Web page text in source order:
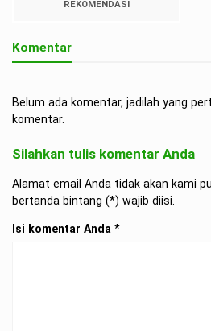
REKOMENDASI
Komentar
Belum ada komentar, jadilah yang
komentar.
Silahkan tulis komentar Anda
Alamat email Anda tidak akan kami
bertanda bintang (*) wajib diisi.
Isi komentar Anda *